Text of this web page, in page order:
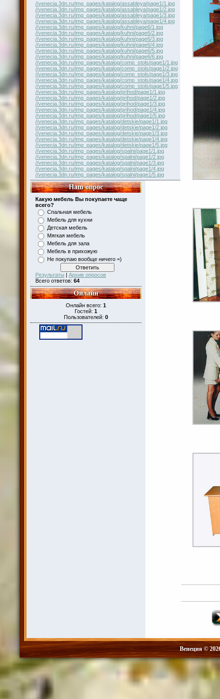
//venecia.3dn.ru/img_pages/katalog/assableya/page1/1.jpg
//venecia.3dn.ru/img_pages/katalog/assableya/page1/2.jpg
//venecia.3dn.ru/img_pages/katalog/assableya/page1/3.jpg
//venecia.3dn.ru/img_pages/katalog/assableya/page1/4.jpg
//venecia.3dn.ru/img_pages/katalog/kuhni/page6/1.jpg
//venecia.3dn.ru/img_pages/katalog/kuhni/page6/2.jpg
//venecia.3dn.ru/img_pages/katalog/kuhni/page6/3.jpg
//venecia.3dn.ru/img_pages/katalog/kuhni/page6/4.jpg
//venecia.3dn.ru/img_pages/katalog/kuhni/page6/5.jpg
//venecia.3dn.ru/img_pages/katalog/kuhni/page6/6.jpg
//venecia.3dn.ru/img_pages/katalog/comp_stols/page1/1.jpg
//venecia.3dn.ru/img_pages/katalog/comp_stols/page1/2.jpg
//venecia.3dn.ru/img_pages/katalog/comp_stols/page1/3.jpg
//venecia.3dn.ru/img_pages/katalog/comp_stols/page1/4.jpg
//venecia.3dn.ru/img_pages/katalog/comp_stols/page1/5.jpg
//venecia.3dn.ru/img_pages/katalog/prihod/page1/1.jpg
//venecia.3dn.ru/img_pages/katalog/prihod/page1/2.jpg
//venecia.3dn.ru/img_pages/katalog/prihod/page1/3.jpg
//venecia.3dn.ru/img_pages/katalog/prihod/page1/4.jpg
//venecia.3dn.ru/img_pages/katalog/prihod/page1/5.jpg
//venecia.3dn.ru/img_pages/katalog/detskie/page1/1.jpg
//venecia.3dn.ru/img_pages/katalog/detskie/page1/2.jpg
//venecia.3dn.ru/img_pages/katalog/detskie/page1/3.jpg
//venecia.3dn.ru/img_pages/katalog/detskie/page1/4.jpg
//venecia.3dn.ru/img_pages/katalog/detskie/page1/5.jpg
//venecia.3dn.ru/img_pages/katalog/spalni/page1/1.jpg
//venecia.3dn.ru/img_pages/katalog/spalni/page1/2.jpg
//venecia.3dn.ru/img_pages/katalog/spalni/page1/3.jpg
//venecia.3dn.ru/img_pages/katalog/spalni/page1/4.jpg
//venecia.3dn.ru/img_pages/katalog/spalni/page1/5.jpg
Наш опрос
Какую мебель Вы покупаете чаще
всего?
Спальная мебель
Мебель для кухни
Детская мебель
Мягкая мебель
Мебель для зала
Мебель в прихожую
Не покупаю вообще ничего =)
Результаты | Архив опросов
Всего ответов: 64
Онлайн
Онлайн всего: 1
Гостей: 1
Пользователей: 0
Венеция ©